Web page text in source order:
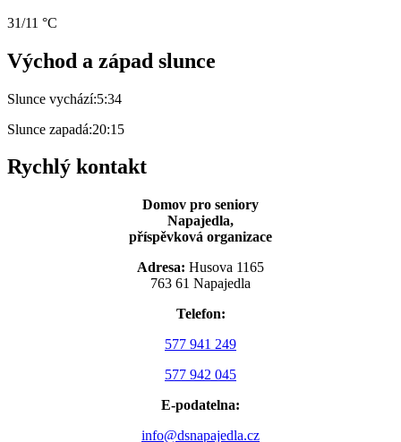
31/11 °C
Východ a západ slunce
Slunce vychází:5:34
Slunce zapadá:20:15
Rychlý kontakt
Domov pro seniory
Napajedla,
příspěvková organizace
Adresa: Husova 1165
763 61 Napajedla
Telefon:
577 941 249
577 942 045
E-podatelna:
info@dsnapajedla.cz